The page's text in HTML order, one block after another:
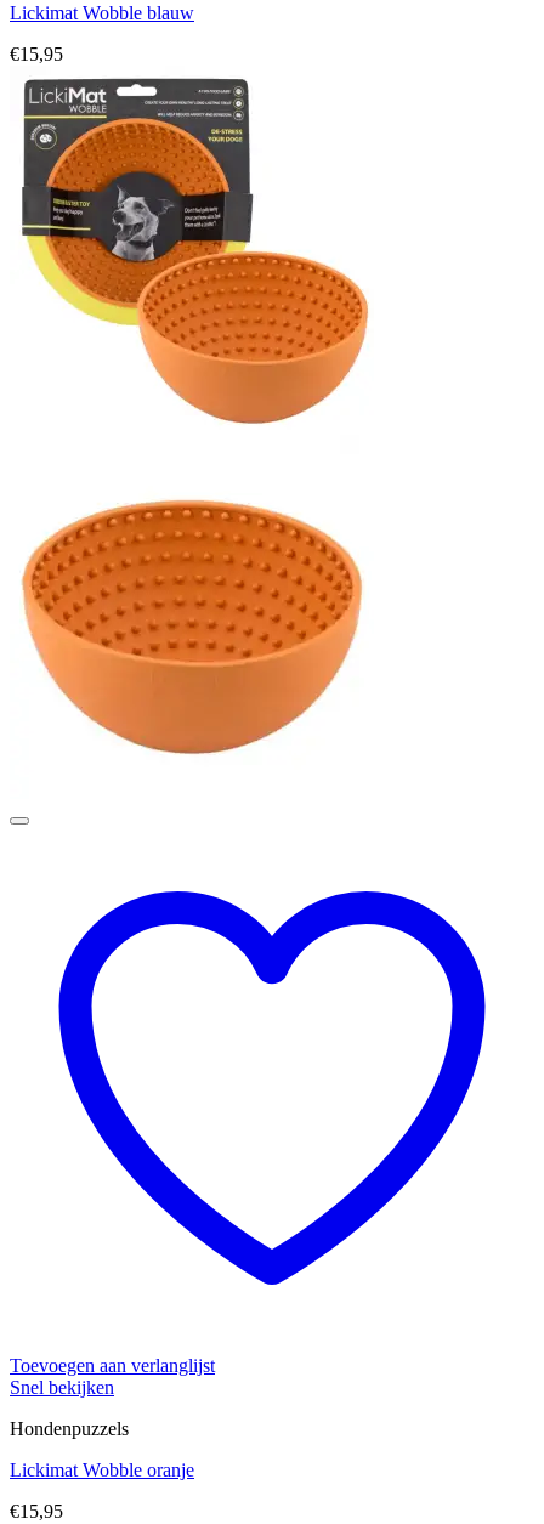
Lickimat Wobble blauw
€15,95
Toevoegen aan verlanglijst
Snel bekijken
Hondenpuzzels
Lickimat Wobble oranje
€15,95